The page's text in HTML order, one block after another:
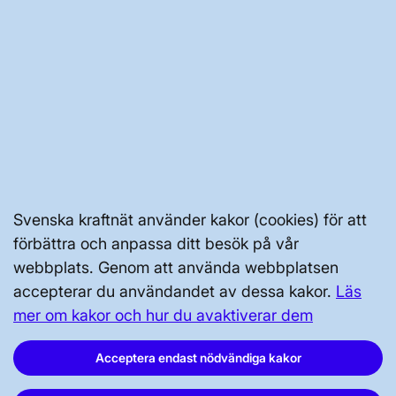
Svenska kraftnät använder kakor (cookies) för att
förbättra och anpassa ditt besök på vår
webbplats. Genom att använda webbplatsen
accepterar du användandet av dessa kakor. Läs
mer om kakor och hur du avaktiverar dem
Acceptera endast nödvändiga kakor
OM WEBBPLATSEN
GENVÄGAR